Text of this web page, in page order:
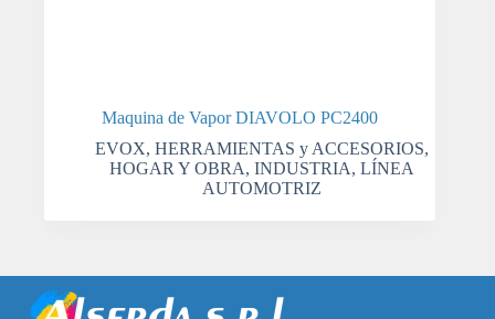
Maquina de Vapor DIAVOLO PC2400
EVOX,HERRAMIENTAS y ACCESORIOS,
HOGAR Y OBRA,INDUSTRIA,LÍNEA
AUTOMOTRIZ